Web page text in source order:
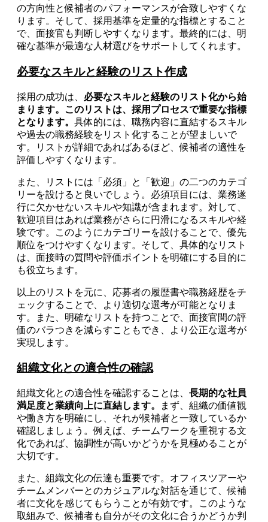
の方向性と候補者のパフォーマンスが合致しやすくな
ります。そして、採用基準を定量的な指標とすること
で、面接官も判断しやすくなります。最終的には、明
確な基準が最適な人材選びをサポートしてくれます。
必要なスキルと経験のリスト作成
採用の成功は、 必要なスキルと経験のリスト化から始
まります。このリストは、採用プロセスで重要な指標
となります。 具体的には、職務内容に直結するスキル
や過去の職務経験をリスト化することが望ましいで
す。リストが詳細であればあるほど、候補者の適性を
評価しやすくなります。
また、リストには「必須」と「歓迎」の二つのカテゴ
リーを設けると良いでしょう。必須項目には、業務遂
行に欠かせないスキルや知識が含まれます。対して、
歓迎項目はあれば業務がさらに円滑になるスキルや経
験です。このようにカテゴリーを設けることで、優先
順位をつけやすくなります。そして、具体的なリスト
は、面接時の質問や評価ポイントを明確にする目的に
も役立ちます。
以上のリストを元に、応募者の履歴書や職務経歴をチ
ェックすることで、より適切な選考が可能となりま
す。また、明確なリストを持つことで、面接官間の評
価のバラつきを減らすこともでき、より公正な選考が
実現します。
組織文化との適合性の確認
組織文化との適合性を確認することは、 長期的な社員
満足度と業績向上に直結します。
まず、組織の価値観
や働き方を明確にし、それが候補者と一致しているか
確認しましょう。例えば、チームワークを重視する文
化であれば、協調性が高いかどうかを見極めることが
大切です。
また、組織文化の伝達も重要です。オフィスツアーや
チームメンバーとのカジュアルな対話を通じて、候補
者に文化を感じてもらうことが有効です。このような
取組みで、候補者も自分がその文化に合うかどうか判